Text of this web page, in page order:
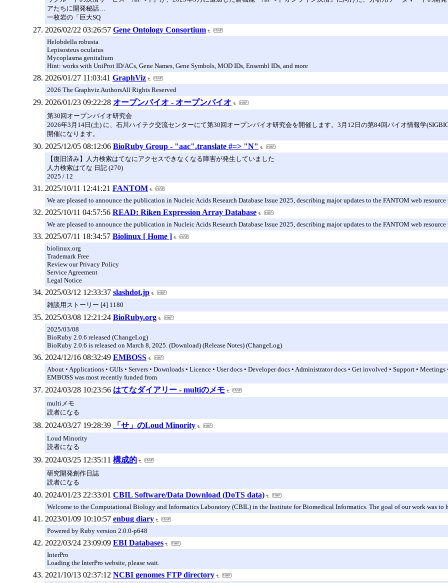
アたちに開発秘話…
一枚岩の「巨大SQ
2026/02/22 03:26:57 Gene Ontology Consortium
Helobdella robusta
Lepisosteus oculatus
Mycoplasma genitalium
Hint: works with UniProt ID/ACs, Gene Names, Gene Symbols, MOD IDs, Ensembl IDs, and more
2026/01/27 11:03:41 GraphViz
2026 The Graphviz AuthorsAll Rights Reserved
2026/01/23 09:22:28 オープンバイオ - オープンバイオ
第30回オープンバイオ研究会
2026年3月14日(土) に、石川ハイテク交流センターにて第30回オープンバイオ研究会を開催します。3月12日の第84回バイオ情報学
開催になります。
2025/12/05 08:12:06 BioRuby Group - "aac".translate #=> "N"
【復旧済み】人力検索はてなにアクセスできなくなる障害が発生していました
人力検索はてな 日記 (270)
2025 / 12
2025/10/11 12:41:21 FANTOM
We are pleased to announce the publication in Nucleic Acids Research Database Issue 2025, describing major updates to the FANTOM web
2025/10/11 04:57:56 READ: Riken Expression Array Database
We are pleased to announce the publication in Nucleic Acids Research Database Issue 2025, describing major updates to the FANTOM web
2025/07/11 18:34:57 Biolinux [ Home ]
biolinux.org
Trademark Free
Review our Privacy Policy
Service Agreement
Legal Notice
2025/03/12 12:33:37 slashdot.jp
雑談用ストーリー [4] 1180
2025/03/08 12:21:24 BioRuby.org
2025/03/08
BioRuby 2.0.6 released (ChangeLog)
BioRuby 2.0.6 is released on March 8, 2025. (Download) (Release Notes) (ChangeLog)
2024/12/16 08:32:49 EMBOSS
About • Applications • GUIs • Servers • Downloads • Licence • User docs • Developer docs • Administrator docs • Get involved • Support • Meetings
EMBOSS was most recently funded from
2024/03/28 10:23:56 はてなダイアリー - multiのメモ
multiメモ
読者になる
2024/03/27 19:28:39 「せ」のLoud Minority
Loud Minority
読者になる
2024/03/25 12:35:11 構成的
研究開発創作日誌
読者になる
2024/01/23 22:33:01 CBIL Software/Data Download (DoTS data)
Welcome to the Computational Biology and Informatics Laboratory (CBIL) in the Institute for Biomedical Informatics. The goal of our work was to
2023/01/09 10:10:57 enbug diary
Powered by Ruby version 2.0.0-p648
2022/03/24 23:09:09 EBI Databases
InterPro
Loading the InterPro website, please wait.
2021/10/13 02:37:12 NCBI genomes FTP directory